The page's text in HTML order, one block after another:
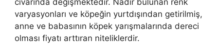
civarında değişmektedir. Nadir bulunan renk
varyasyonları ve köpeğin yurtdışından getirilmiş,
anne ve babasının köpek yarışmalarında dereci
olması fiyatı arttıran niteliklerdir.